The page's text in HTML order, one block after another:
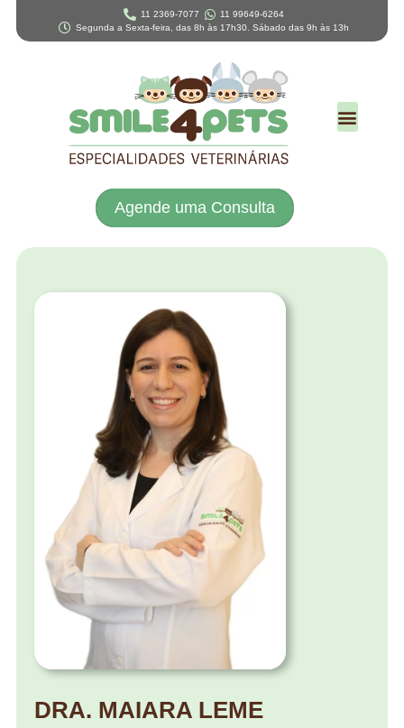
11 2369-7077
11 99649-6264
Segunda a Sexta-feira, das 8h às 17h30. Sábado das 9h às 13h
Agende uma Consulta
DRA. MAIARA LEME